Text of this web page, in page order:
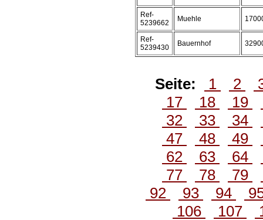
Ref-
5239662
Muehle
Ref-
5239430
Bauernhof
Seite: 1 2
17
18 19
32
33 34
47
48 49
62
63 64
77
78 79
92
93 94
106
107